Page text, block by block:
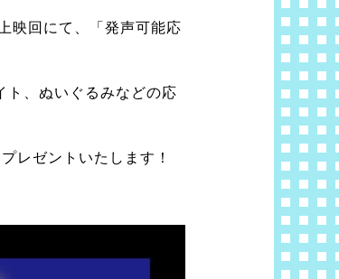
映回にて、「発声可能応
ト、ぬいぐるみなどの応
レゼントいたします！